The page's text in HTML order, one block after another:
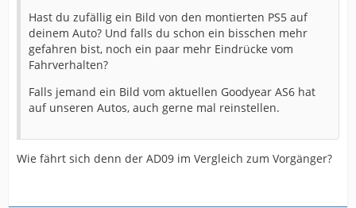
Hast du zufällig ein Bild von den montierten PS5 auf
deinem Auto? Und falls du schon ein bisschen mehr
gefahren bist, noch ein paar mehr Eindrücke vom
Fahrverhalten?
Falls jemand ein Bild vom aktuellen Goodyear AS6 hat
auf unseren Autos, auch gerne mal reinstellen.
Wie fährt sich denn der AD09 im Vergleich zum Vorgänger?